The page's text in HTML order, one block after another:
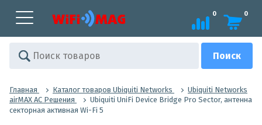
0 0
Главная Каталог товаров Ubiquiti Networks
Ubiquiti Networks
airMAX AC Решения
Ubiquiti UniFi Device Bridge Pro Sector, антенна
секторная активная Wi-Fi 5